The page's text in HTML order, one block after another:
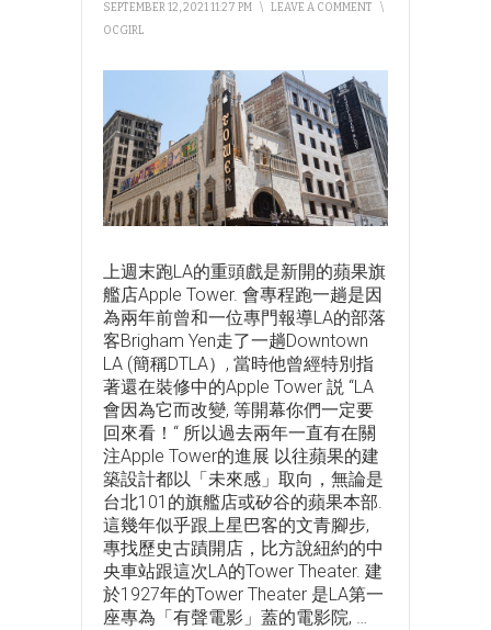
SEPTEMBER 12, 2021 11:27 PM \ LEAVE A COMMENT
\
OCGIRL
上週末跑LA的重頭戲是新開的蘋果旗
艦店Apple Tower. 會專程跑一趟是因
為兩年前曾和一位專門報導LA的部落
客Brigham Yen走了一趟Downtown
LA (簡稱DTLA）, 當時他曾經特別指
著還在裝修中的Apple Tower 説 “LA
會因為它而改變, 等開幕你們一定要
回來看！“ 所以過去兩年一直有在關
注Apple Tower的進展 以往蘋果的建
築設計都以「未來感」取向，無論是
台北101的旗艦店或矽谷的蘋果本部.
這幾年似乎跟上星巴客的文青腳步,
專找歷史古蹟開店，比方說紐約的中
央車站跟這次LA的Tower Theater. 建
於1927年的Tower Theater 是LA第一
座專為「有聲電影」蓋的電影院, …